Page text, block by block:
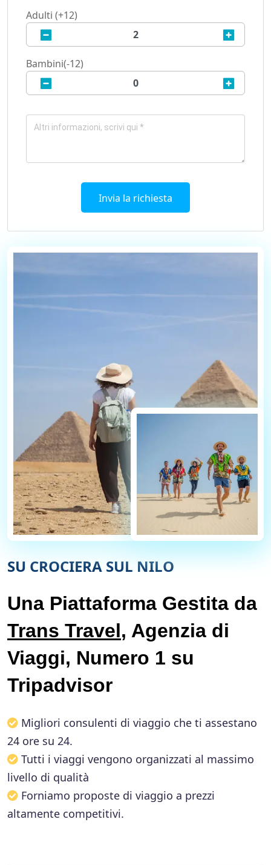
Adulti (+12)
Bambini(-12)
Invia la richiesta
SU CROCIERA SUL NILO
Una Piattaforma Gestita da
Trans Travel, Agenzia di
Viaggi, Numero 1 su
Tripadvisor
Migliori consulenti di viaggio che ti assestano
24 ore su 24.
Tutti i viaggi vengono organizzati al massimo
livello di qualità
Forniamo proposte di viaggio a prezzi
altamente competitivi.